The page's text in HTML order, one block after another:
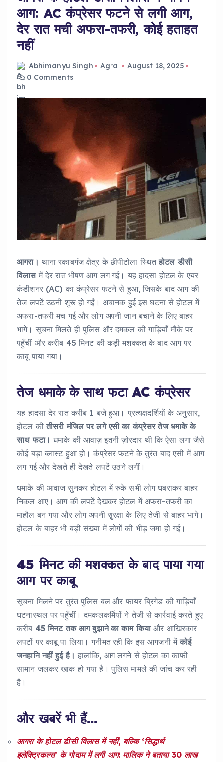
आग: AC कंप्रेसर फटने से लगी आग,
देर रात मची अफरा-तफरी, कोई हताहत
नहीं
Abhimanyu Singh Agra
August 18, 2025
0 Comments
आगरा। थाना रकाबगंज क्षेत्र के छीपीटोला स्थितहोटल डीसी
विलासमें देर रात भीषण आग लग गई। यह हादसा होटल के एयर
कंडीशनर (AC) का कंप्रेसर फटने से हुआ, जिसके बाद आग की
तेज लपटें उठनी शुरू हो गईं। अचानक हुई इस घटना से होटल में
अफरा-तफरी मच गई और लोग अपनी जान बचाने के लिए बाहर
भागे। सूचना मिलते ही पुलिस और दमकल की गाड़ियाँ मौके पर
पहुँचीं और करीब 45 मिनट की कड़ी मशक्कत के बाद आग पर
काबू पाया गया।
तेज धमाके के साथ फटा AC कंप्रेसर
यह हादसा देर रात करीब 1 बजे हुआ। प्रत्यक्षदर्शियों के अनुसार,
होटल कीतीसरी मंजिल पर लगे एसी का कंप्रेसर तेज धमाके के
साथ फटा। धमाके की आवाज़ इतनी ज़ोरदार थी कि ऐसा लगा जैसे
कोई बड़ा ब्लास्ट हुआ हो। कंप्रेसर फटने के तुरंत बाद एसी में आग
लग गई और देखते ही देखते लपटें उठने लगीं।
धमाके की आवाज सुनकर होटल में रुके सभी लोग घबराकर बाहर
निकल आए। आग की लपटें देखकर होटल में अफरा-तफरी का
माहौल बन गया और लोग अपनी सुरक्षा के लिए तेजी से बाहर भागे।
होटल के बाहर भी बड़ी संख्या में लोगों की भीड़ जमा हो गई।
45 मिनट की मशक्कत के बाद पाया गया
आग पर काबू
सूचना मिलने पर तुरंत पुलिस बल और फायर ब्रिगेड की गाड़ियाँ
घटनास्थल पर पहुँचीं। दमकलकर्मियों ने तेजी से कार्रवाई करते हुए
करीब 45 मिनट तक आग बुझाने का काम कियाऔर आखिरकार
लपटों पर काबू पा लिया। गनीमत रही कि इस आगजनी मेंकोई
जनहानि नहीं हुई है। हालांकि, आग लगने से होटल का काफी
सामान जलकर खाक हो गया है। पुलिस मामले की जांच कर रही
है।
और खबरें भी हैं…
आगरा के होटल डीसी विलास में नहीं, बल्कि ‘सिद्धार्थ
इलेक्ट्रिकल्स’ के गोदाम में लगी आग: मालिक ने बताया 30 लाख